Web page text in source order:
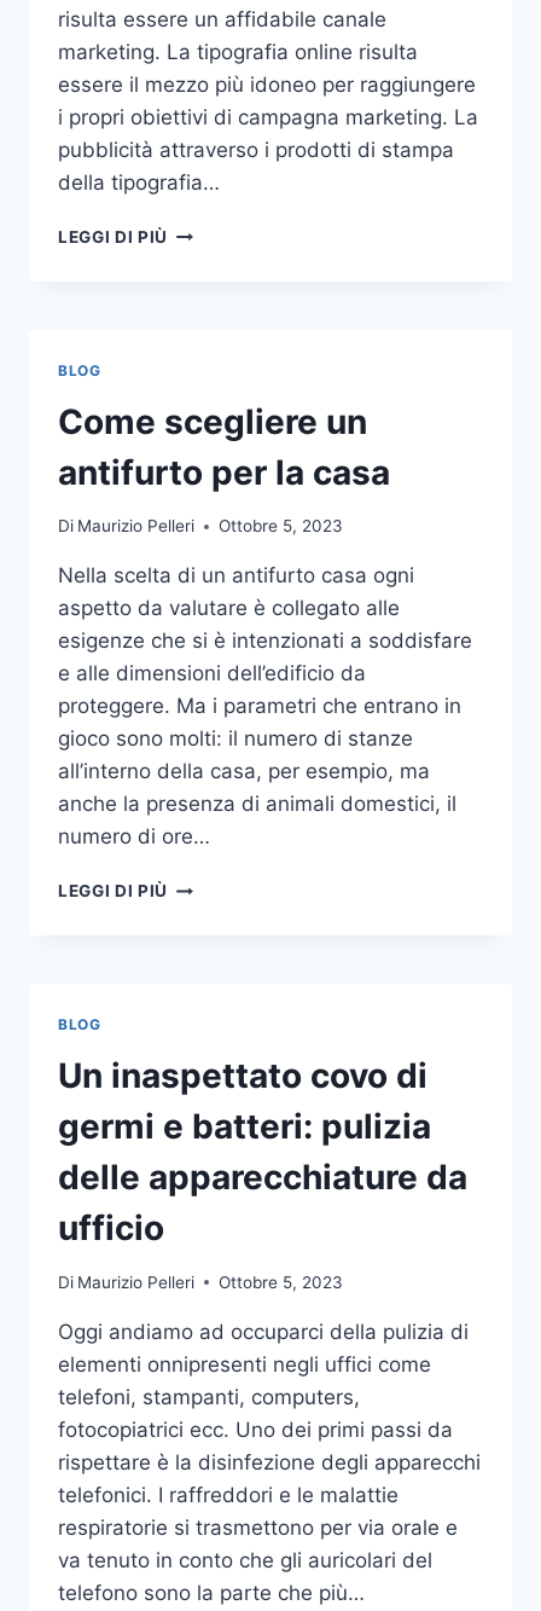
risulta essere un affidabile canale
marketing. La tipografia online risulta
essere il mezzo più idoneo per raggiungere
i propri obiettivi di campagna marketing. La
pubblicità attraverso i prodotti di stampa
della tipografia…
LEGGI DI PIÙ VUOI
A
UNA
TIPOGRAFIA
ECCO
SCEGLIERE
BLOG
Come scegliere un
antifurto per la casa
Di Maurizio Pelleri Ottobre 5, 2023
Nella scelta di un antifurto casa ogni
aspetto da valutare è collegato alle
esigenze che si è intenzionati a soddisfare
e alle dimensioni dell’edificio da
proteggere. Ma i parametri che entrano in
gioco sono molti: il numero di stanze
all’interno della casa, per esempio, ma
anche la presenza di animali domestici, il
numero di ore…
LEGGI DI PIÙ COME
BLOG
Un inaspettato covo di
germi e batteri: pulizia
delle apparecchiature da
ufficio
Di Maurizio Pelleri Ottobre 5, 2023
Oggi andiamo ad occuparci della pulizia di
elementi onnipresenti negli uffici come
telefoni, stampanti, computers,
fotocopiatrici ecc. Uno dei primi passi da
rispettare è la disinfezione degli apparecchi
telefonici. I raffreddori e le malattie
respiratorie si trasmettono per via orale e
va tenuto in conto che gli auricolari del
telefono sono la parte che più…